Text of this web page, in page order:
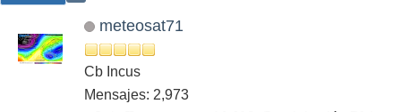
meteosat71
Cb Incus
Mensajes: 2,973